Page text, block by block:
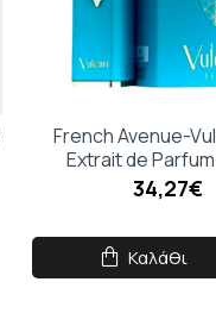
French Avenue-
Extrait de
34,27€
Καλάθι